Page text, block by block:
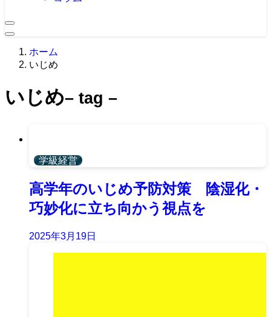
ホーム
いじめ
いじめ– tag –
学級経営
高学年のいじめ予防対策 陰湿化・
巧妙化に立ち向かう視点を
2025年3月19日